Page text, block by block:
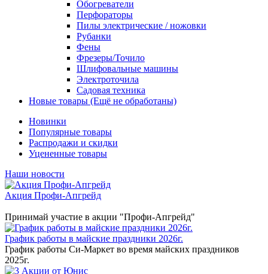
Обогреватели
Перфораторы
Пилы электрические / ножовки
Рубанки
Фены
Фрезеры/Точило
Шлифовальные машины
Электроточила
Садовая техника
Новые товары (Ещё не обработаны)
Новинки
Популярные товары
Распродажи и скидки
Уцененные товары
Наши новости
Акция Профи-Апгрейд
Принимай участие в акции "Профи-Апгрейд"
График работы в майские праздники 2026г.
График работы Си-Маркет во время майских праздников
2025г.